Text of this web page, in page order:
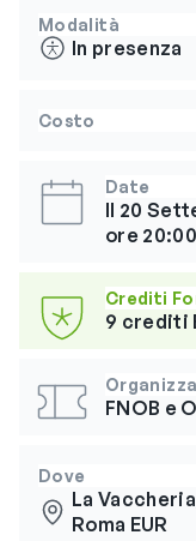
Modalità
In presenza
Costo
Date
Il 20
ore 20:00
Crediti
9 crediti
FNOB e
Dove
La
Roma EUR